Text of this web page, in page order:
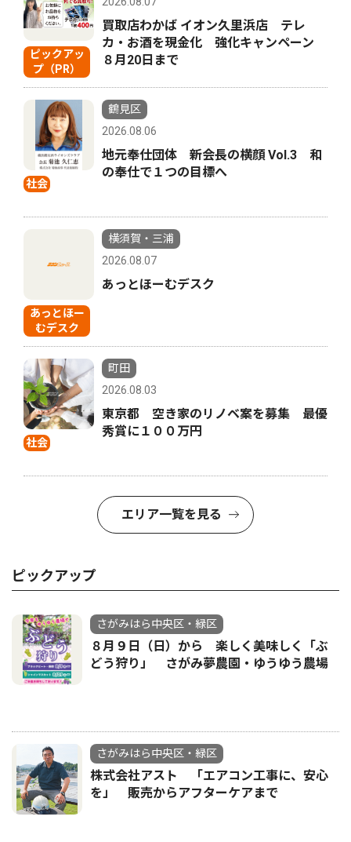
ピックアッ
プ（PR）
買取店わかば イオン久里浜店 テレ
カ・お酒を現金化 強化キャンペーン
８月20日まで
社会
鶴見区
2026.08.06
地元奉仕団体 新会長の横顔 Vol.3 和
の奉仕で１つの目標へ
あっとほー
むデスク
横須賀・三浦
2026.08.07
あっとほーむデスク
社会
町田
2026.08.03
東京都 空き家のリノベ案を募集 最優
秀賞に１００万円
エリア一覧を見る
ピックアップ
さがみはら中央区・緑区
８月９日（日）から 楽しく美味しく「ぶ
どう狩り」 さがみ夢農園・ゆうゆう農場
さがみはら中央区・緑区
株式会社アスト 「エアコン工事に、安心
を」 販売からアフターケアまで